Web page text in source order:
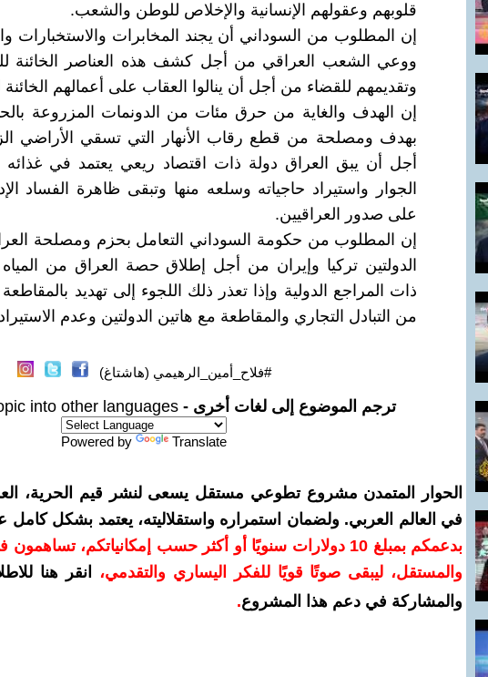
قلوبهم وعقولهم الإنسانية والإخلاص للوطن والشعب.
إن المطلوب من السوداني أن يجند المخابرات والاستخبارات
ووعي الشعب العراقي من أجل كشف هذه العناصر
وتقديمهم للقضاء من أجل أن ينالوا العقاب على أعمالهم
إن الهدف والغاية من حرق مئات من الدونمات المزروعة
بهدف ومصلحة من قطع رقاب الأنهار التي تسقي الأراضي
أجل أن يبق العراق دولة ذات اقتصاد ريعي يعتمد في
الجوار واستيراد حاجياته وسلعه منها وتبقى ظاهرة الفساد
على صدور العراقيين.
إن المطلوب من حكومة السوداني التعامل بحزم ومصلحة
الدولتين تركيا وإيران من أجل إطلاق حصة العراق من
ذات المراجع الدولية وإذا تعذر ذلك اللجوء إلى تهديد بالمقاطعة
من التبادل التجاري والمقاطعة مع هاتين الدولتين وعدم
#فلاح_أمين_الرهيمي (هاشتاغ)
ترجم الموضوع إلى لغات أخرى - into other languages
Powered by Translate
الحوار المتمدن مشروع تطوعي مستقل يسعى لنشر قيم الحرية،
في العالم العربي. ولضمان استمراره واستقلاليته، يعتمد بشكل
بدعمكم بمبلغ 10 دولارات سنويًا أو أكثر حسب إمكانياتكم،
والمستقل، ليبقى صوتًا قويًا للفكر اليساري والتقدمي،
انقر هنا
والمشاركة في دعم هذا المشروع.